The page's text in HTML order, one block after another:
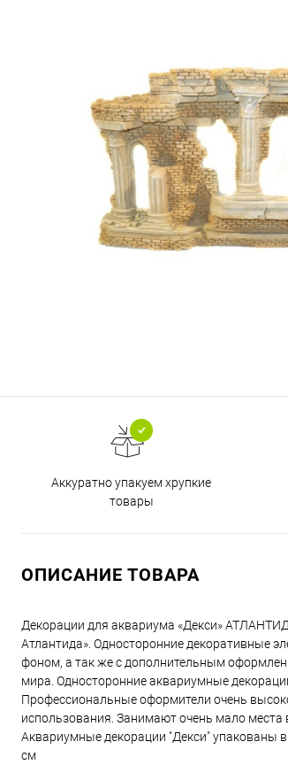
Аккуратно упакуем хрупкие
товары
ОПИСАНИЕ ТОВАРА
Декорации для аквариума «Декси»
Атлантида». Односторонние декоративные
фоном, а так же с дополнительным
мира. Односторонние аквариумные
Профессиональные оформители очень
использования. Занимают очень мало
Аквариумные декорации "Декси" упакованы
см